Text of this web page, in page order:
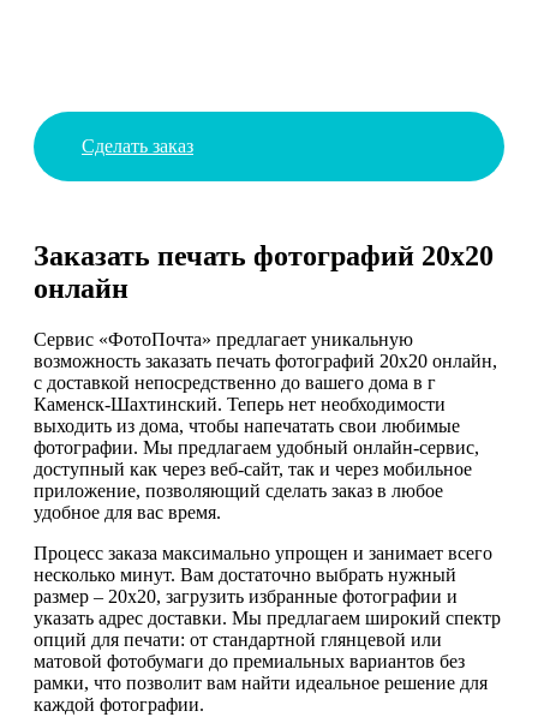
Сделать заказ
Заказать печать фотографий 20х20
онлайн
Сервис «ФотоПочта» предлагает уникальную
возможность заказать печать фотографий 20х20 онлайн,
с доставкой непосредственно до вашего дома в г
Каменск-Шахтинский. Теперь нет необходимости
выходить из дома, чтобы напечатать свои любимые
фотографии. Мы предлагаем удобный онлайн-сервис,
доступный как через веб-сайт, так и через мобильное
приложение, позволяющий сделать заказ в любое
удобное для вас время.
Процесс заказа максимально упрощен и занимает всего
несколько минут. Вам достаточно выбрать нужный
размер – 20х20, загрузить избранные фотографии и
указать адрес доставки. Мы предлагаем широкий спектр
опций для печати: от стандартной глянцевой или
матовой фотобумаги до премиальных вариантов без
рамки, что позволит вам найти идеальное решение для
каждой фотографии.